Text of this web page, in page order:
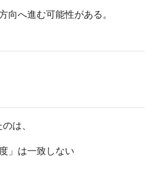
へ進む可能性がある。
は、
」は一致しない